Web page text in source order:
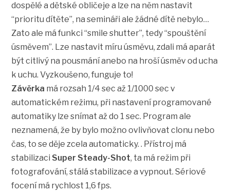
dospělé a dětské obličeje a lze na něm nastavit
“prioritu dítěte”, na semináři ale žádné dítě nebylo…
Zato ale má funkci “smile shutter”, tedy “spouštění
úsměvem”. Lze nastavit míru úsměvu, zdali má aparát
být citlivý na pousmání anebo na hroší úsměv od ucha
k uchu. Vyzkoušeno, funguje to!
Závěrka má rozsah 1/4 sec až 1/1000 sec v
automatickém režimu, při nastavení programované
automatiky lze snímat až do 1 sec. Program ale
neznamená, že by bylo možno ovlivňovat clonu nebo
čas, to se děje zcela automaticky. . Přístroj má
stabilizaci Super Steady-Shot, ta má režim při
fotografování, stálá stabilizace a vypnout. Sériové
focení má rychlost 1,6 fps.